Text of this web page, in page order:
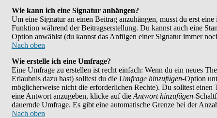
Wie kann ich eine Signatur anhängen?
Um eine Signatur an einen Beitrag anzuhängen, musst du erst
Funktion während der Beitragserstellung. Du kannst auch eine
Option anwählst (du kannst das Anfügen einer Signatur immer
Nach oben
Wie erstelle ich eine Umfrage?
Eine Umfrage zu erstellen ist recht einfach: Wenn du ein neues
Erlaubnis dazu hast) solltest du die Umfrage hinzufügen-Option
möglicherweise nicht die erforderlichen Rechte). Du solltest
eine Antwort anzugeben, klicke auf die Antwort hinzufügen-
dauernde Umfrage. Es gibt eine automatische Grenze bei der
Nach oben